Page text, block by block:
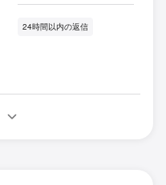
24時間以内の返信